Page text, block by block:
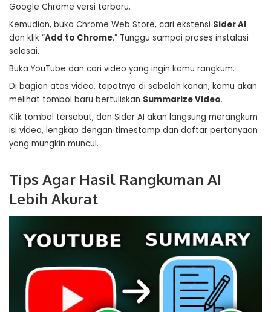
Google Chrome versi terbaru.
Kemudian, buka Chrome Web Store, cari ekstensi Sider AI
dan klik “Add to Chrome.” Tunggu sampai proses instalasi
selesai.
Buka YouTube dan cari video yang ingin kamu rangkum.
Di bagian atas video, tepatnya di sebelah kanan, kamu akan
melihat tombol baru bertuliskan Summarize Video.
Klik tombol tersebut, dan Sider AI akan langsung merangkum
isi video, lengkap dengan timestamp dan daftar pertanyaan
yang mungkin muncul.
Tips Agar Hasil Rangkuman AI
Lebih Akurat